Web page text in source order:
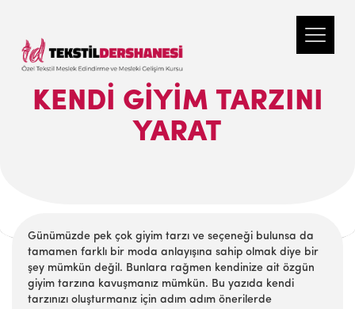
KENDI GIYIM TARZINI
YARAT
Günümüzde pek çok giyim tarzı ve seçeneği bulunsa da
tamamen farklı bir moda anlayışına sahip olmak diye bir
şey mümkün değil. Bunlara rağmen kendinize ait özgün
giyim tarzına kavuşmanız mümkün. Bu yazıda kendi
tarzınızı oluşturmanız için adım adım önerilerde